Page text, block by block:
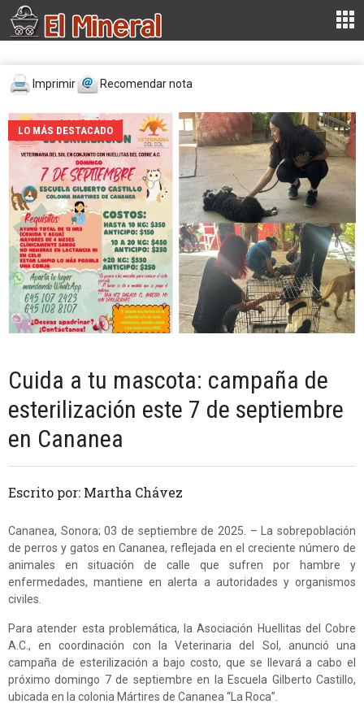
Imprimir Recomendar nota
LO MÁS DESTACADO
Cuida a tu mascota: campaña de
esterilización este 7 de septiembre
en Cananea
Escrito por: Martha Chávez
Cananea, Sonora; 03 de septiembre de 2025. – La sobrepoblación
de perros y gatos en Cananea, reflejada en el creciente número de
animales en situación de calle que sufren por hambre y
enfermedades, mantiene en alerta a autoridades y organismos
civiles.
Para atender esta problemática, la Asociación Huellitas del Cobre
A.C., en coordinación con la Veterinaria del Sol, anunció una
campaña de esterilización a bajo costo, que se llevará a cabo el
próximo domingo 7 de septiembre en la Escuela Gilberto Castillo,
ubicada en la colonia Mártires de Cananea “La Roca”.